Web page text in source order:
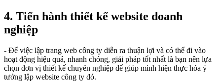
4. Tiến hành thiết kế website doanh
nghiệp
- Để việc lập trang web công ty diễn ra thuận lợi và có thể đi vào
hoạt động hiệu quả, nhanh chóng, giải pháp tốt nhất là bạn nên lựa
chọn đơn vị thiết kế chuyên nghiệp để giúp mình hiện thực hóa ý
tưởng lập website công ty đó.